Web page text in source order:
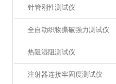
针管刚性测试仪
全自动织物撕破强力测试仪
热阻湿阻测试仪
注射器连接牢固度测试仪